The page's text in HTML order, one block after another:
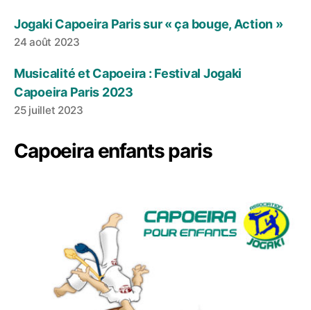
Jogaki Capoeira Paris sur « ça bouge, Action »
24 août 2023
Musicalité et Capoeira : Festival Jogaki
Capoeira Paris 2023
25 juillet 2023
Capoeira enfants paris